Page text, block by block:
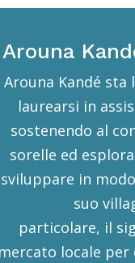
Arouna Kandé sta
laurearsi in
sostenendo al
sorelle ed
sviluppare in
suo
particolare, il
locale